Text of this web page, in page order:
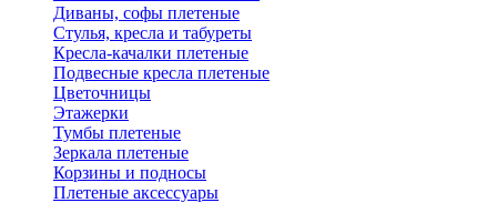
Диваны, софы плетеные
Стулья, кресла и табуреты
Кресла-качалки плетеные
Подвесные кресла плетеные
Цветочницы
Этажерки
Тумбы плетеные
Зеркала плетеные
Корзины и подносы
Плетеные аксессуары